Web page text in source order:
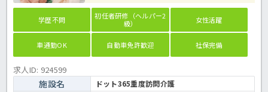
学歴不問
初任者研修（ヘルパー2
級）
女性活躍
車通勤OK 自動車免許歓迎 社保完備
求人ID: 924599
施設名 ドット365重度訪問介護